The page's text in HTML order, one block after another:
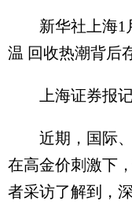
新华社上海1月
温 回收热潮背后
上海证券报记
近期，国际、
在高金价刺激下
者采访了解到，